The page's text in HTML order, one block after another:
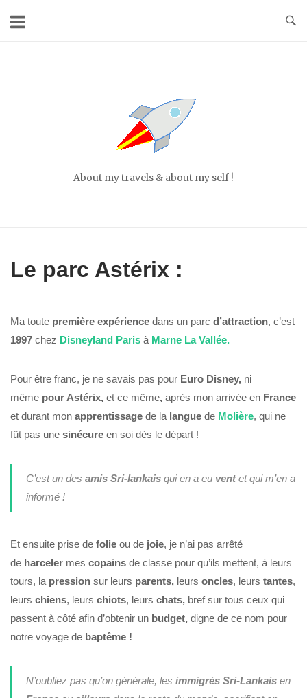
About my travels & about my self !
Le parc Astérix :
Ma toute première expérience dans un parc d’attraction, c’est
1997 chez Disneyland Paris à Marne LaVallée.
Pour être franc, je ne savais pas pour Euro Disney, ni
même pour Astérix, et ce même, après mon arrivée en France
et durant mon apprentissage de la langue de Molière, qui ne
fût pas une sinécure en soi dès le départ !
C’est un des amis Sri-lankaisqui en a eu ventet qui m’en a
informé !
Et ensuite prise de folie ou de joie, je n’ai pas arrêté
de harceler mes copains de classe pour qu’ils mettent, à leurs
tours, la pression sur leurs parents, leurs oncles, leurs tantes,
leurs chiens, leurs chiots, leurs chats, bref sur tous ceux qui
passent à côté afin d’obtenir un budget, digne de ce nom pour
notre voyage de baptême !
N’oubliez pas qu’on générale, les immigrés Sri-Lankais en